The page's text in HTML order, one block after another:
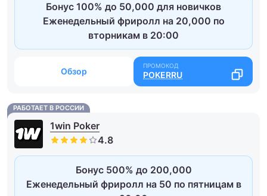
Бонус 100% до 50,000 для новичков
Еженедельный фриролл на 20,000 по
вторникам в 20:00
Обзор POKERRU
РАБОТАЕТ В РОССИИ
1win Poker
Бонус 500% до 200,000
Еженедельный фриролл на 50 по пятницам в